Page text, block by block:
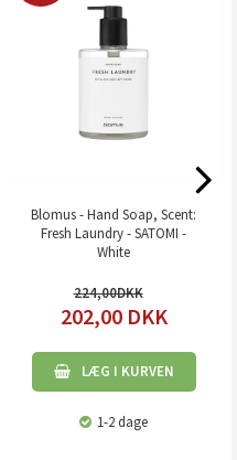
Blomus - Hand Soap, Scent:
Fresh Laundry - SATOMI -
White
224,00
202,00 DKK
LÆG I KURVEN
1-2 dage